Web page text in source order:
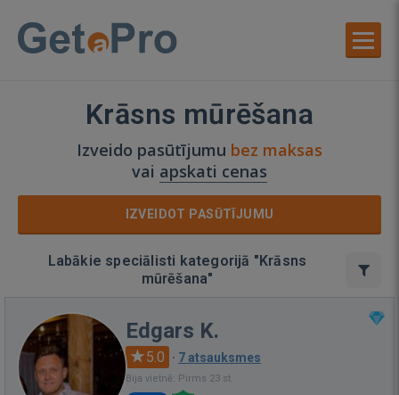
Krāsns mūrēšana
Izveido pasūtījumu bez maksas
vai apskati cenas
IZVEIDOT PASŪTĪJUMU
Labākie speciālisti kategorijā "Krāsns
mūrēšana"
Edgars K.
5.0 · 7 atsauksmes
Bija vietnē: Pirms 23 st.